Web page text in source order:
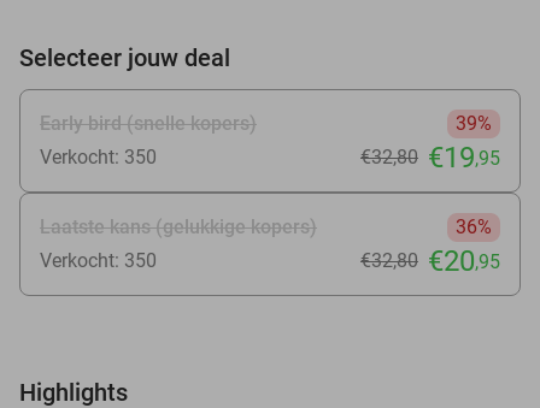
Selecteer jouw deal
Early bird (snelle kopers)
39%
Verkocht: 350
€32,80 €19,95
Laatste kans (gelukkige kopers)
36%
Verkocht: 350
€32,80 €20,95
Highlights